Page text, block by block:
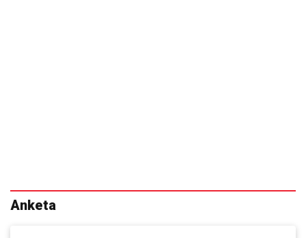
Anketa